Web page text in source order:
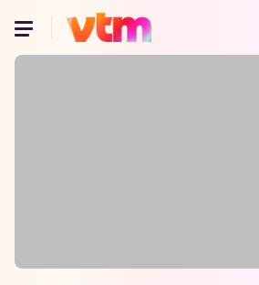
Oeps, browser niet